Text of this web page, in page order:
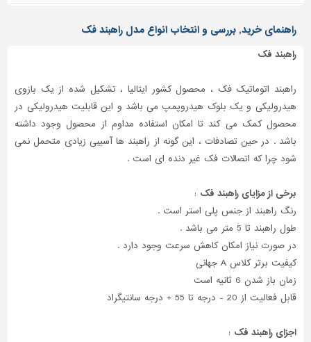
راهنمای خرید, بررسی و انتخاب انواع مدل راهبند فک
راهبند فک
راهبند اتوماتیک فک ، محصول کشور ایتالیا ، تشکیل شده از یک بازوی
هیدرولیکی و یک بلوک هیدروپمپ می باشد و این قابلیت هیدرولیکی در
محصول کمک می کند تا امکان استفاده مداوم از محصول وجود داشته
باشد . در حین تصادفات ، این گونه از راهبند ها آسیبی زیادی متحمل نمی
شود چرا که اتصالات فک غیر دنده ای است .
برخی از مزایای راهبند فک :
رنگ راهبند از جنس پلی استر است .
طول راهبند تا 5 متر می باشد .
در صورت نیاز امکان کاهش سرعت وجود دارد .
کیفیت برتر کلاس A جهانی
زمان باز شدن 6 ثانیه است
قابل فعالیت از 20 - درجه تا 55 + درجه سانتیگراد
اجزای راهبند فک :